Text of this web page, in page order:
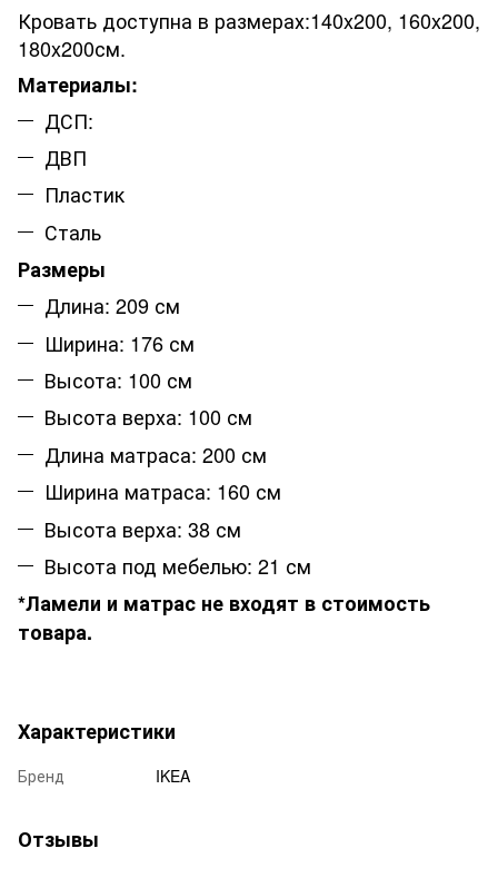
Кровать доступна в размерах:140x200, 160x200,
180x200см.
Материалы:
ДСП:
ДВП
Пластик
Сталь
Размеры
Длина: 209 см
Ширина: 176 см
Высота: 100 см
Высота верха: 100 см
Длина матраса: 200 см
Ширина матраса: 160 см
Высота верха: 38 см
Высота под мебелью: 21 см
*Ламели и матрас не входят в стоимость
товара.
Характеристики
Бренд IKEA
Отзывы